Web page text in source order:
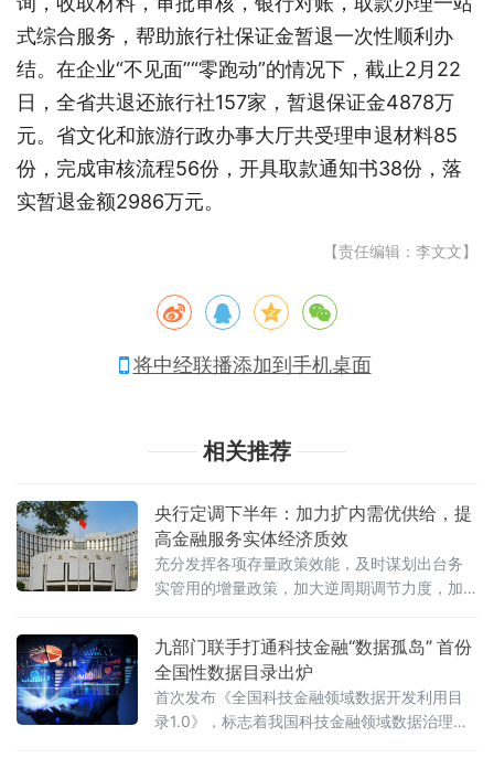
式综合服务，帮助旅行社保证金暂退一次性顺利办
结。在企业“不见面”“零跑动”的情况下，截止2月22
日，全省共退还旅行社157家，暂退保证金4878万
元。省文化和旅游行政办事大厅共受理申退材料85
份，完成审核流程56份，开具取款通知书38份，落
实暂退金额2986万元。
【责任编辑：李文文】
将中经联播添加到手机桌面
相关推荐
央行定调下半年：加力扩内需优供给，提
高金融服务实体经济质效
充分发挥各项存量政策效能，及时谋划出台务
实管用的增量政策，加大逆周期调节力度，加
优向好发展。
九部门联手打通科技金融“数据孤岛” 首份
全国性数据目录出炉
首次发布《全国科技金融领域数据开发利用目
录1.0》，标志着我国科技金融领域数据治理迈